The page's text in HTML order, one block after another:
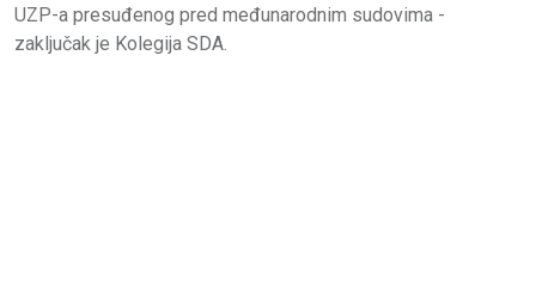
UZP-a presuđenog pred međunarodnim sudovima -
zaključak je Kolegija SDA.